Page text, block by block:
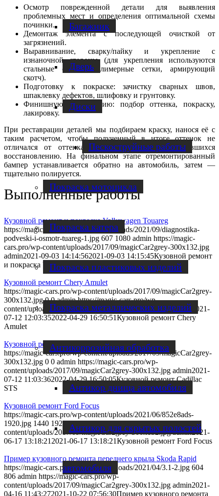
Багажник
Дверь
Диски
Пескоструйные работы
Покраска мотоцикла
Покраска катера
Покраска пластиковых изделий
Покраска металлических изделий
Антикоррозийная обработка
Антикор днища автомобиля
Антикор для скрытых полостей
автомобиля
Осмотр поврежденной детали для выявления
проблемных мест и определения оптимальной схемы
починки.
Демонтаж элемента с последующей очисткой от
загрязнений.
Выравнивание, сварку/пайку и укрепление с
изнаночной стороны (для укрепления используются
стальные скобы, полимерные сетки, армирующий
скотч).
Подготовку к покраске: зачистку сварных швов,
шпаклевку дефектов, шлифовку и грунтовку.
Финишную реставрацию: подбор оттенка, покраску,
лакировку.
При реставрации деталей мы подбираем краску, нанося её с
таким расчетом, чтобы полученный в итоге оттенок не
отличался от оттенка поверхностей, не подвергавшихся
восстановлению. На финальном этапе отремонтированный
бампер устанавливается обратно на автомобиль, затем —
тщательно полируется.
Выполненные работы
Кузовной ремонт и покраска Volkswagen Touareg
https://magic-cars.pro/wp-content/uploads/2021/09/diagnostika-
podveski-i-osmotr-tuareg-1.jpg 607 1080 admin https://magic-
cars.pro/wp-content/uploads/2017/09/magicCar2grey-300x132.jpg
admin2021-09-03 14:14:562021-09-03 14:15:45Кузовной ремонт
и покраска Volkswagen Touareg
Кузовной ремонт Chery Amulet
https://magic-cars.pro/wp-content/uploads/2017/09/magicCar2grey-
300x132.jpg 0 0 admin https://magic-cars.pro/wp-
content/uploads/2017/09/magicCar2grey-300x132.jpg admin 2021-
07-12 12:03:352022-04-29 16:50:51Кузовной ремонт Chery
Amulet
Кузовной ремонт Cadillac STS
https://magic-cars.pro/wp-content/uploads/2017/09/magicCar2grey-
300x132.jpg 0 0 admin https://magic-cars.pro/wp-
content/uploads/2017/09/magicCar2grey-300x132.jpg admin2021-
07-12 11:03:362022-04-29 16:50:05Кузовной ремонт Cadillac
STS
Кузовной ремонт Ford Focus
https://magic-cars.pro/wp-content/uploads/2021/06/852e8ads-
1920.jpg 1440 1920 admin https://magic-cars.pro/wp-
content/uploads/2017/09/magicCar2grey-300x132.jpg admin2021-
06-17 13:18:21 2021-06-17 13:18:21Кузовной ремонт Ford Focus
Пример кузовного ремонта переднего крыла Skoda Rapid
https://magic-cars.pro/wp-content/uploads/2021/04/3.1-2.jpg 604
806 admin https://magic-cars.pro/wp-
content/uploads/2017/09/magicCar2grey-300x132.jpg admin2021-
04-16 11:43:272021-10-22 07:56:30Пример кузовного ремонта